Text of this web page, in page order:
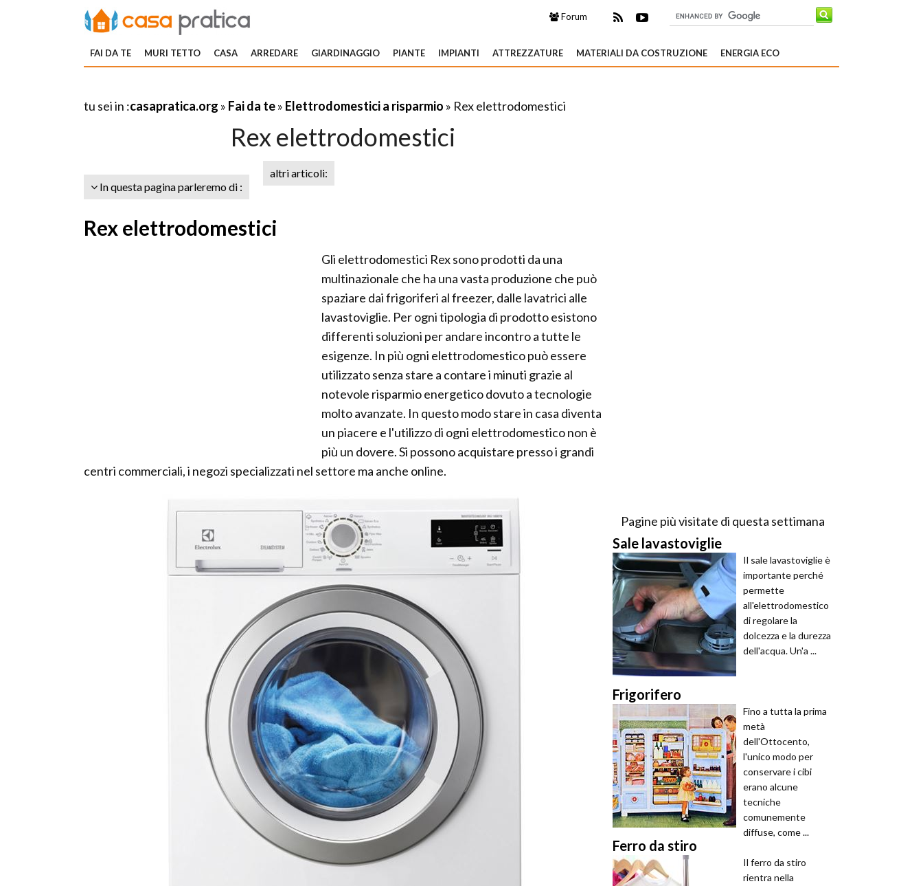
Forum
FAI DA TE MURI TETTO CASA ARREDARE GIARDINAGGIO PIANTE IMPIANTI ATTREZZATURE MATERIALI DA COSTRUZIONE ENERGIA ECO
tu sei in :casapratica.org » Fai da te» Elettrodomestici a risparmio » Rex elettrodomestici
Rex elettrodomestici
In questa pagina parleremo di :
altri articoli:
Rex elettrodomestici
Gli elettrodomestici Rex sono prodotti da una
multinazionale che ha una vasta produzione che può
spaziare dai frigoriferi al freezer, dalle lavatrici alle
lavastoviglie. Per ogni tipologia di prodotto esistono
differenti soluzioni per andare incontro a tutte le
esigenze. In più ogni elettrodomestico può essere
utilizzato senza stare a contare i minuti grazie al
notevole risparmio energetico dovuto a tecnologie
molto avanzate. In questo modo stare in casa diventa
un piacere e l'utilizzo di ogni elettrodomestico non è
più un dovere. Si possono acquistare presso i grandi
centri commerciali, i negozi specializzati nel settore ma anche online.
Pagine più visitate di questa settimana
Sale lavastoviglie
Il sale lavastoviglie è
importante perché
permette
all'elettrodomestico
di regolare la
dolcezza e la durezza
dell'acqua. Un'a ...
Frigorifero
Fino a tutta la prima
metà
dell'Ottocento,
l'unico modo per
conservare i cibi
erano alcune
tecniche
comunemente
diffuse, come ...
Ferro da stiro
Il ferro da stiro
rientra nella